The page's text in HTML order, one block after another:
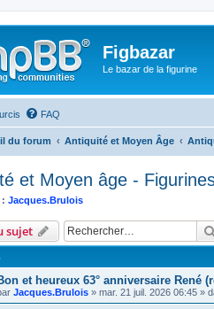
Figbazar
Le bazar de la figurine
FAQ
du forum Antiquité et Moyen Âge
et Moyen âge -
: Jacques.Brulois
sujet
et heureux 63° anniversaire René
Jacques.Brulois » mar. 21 juil. 2026 06:45 »